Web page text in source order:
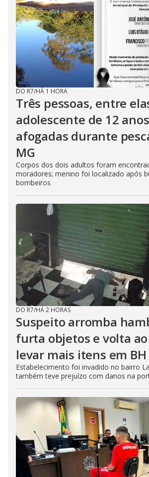
DO R7/HÁ 1 HORA
Três pessoas, entre
adolescente de 12
afogadas durante
MG
Corpos dos dois adultos foram
moradores; menino foi localizado após
bombeiros
DO R7/HÁ 2 HORAS
Suspeito arromba
furta objetos e volta
levar mais itens em BH
Estabelecimento foi invadido no bairro
também teve prejuízo com danos na